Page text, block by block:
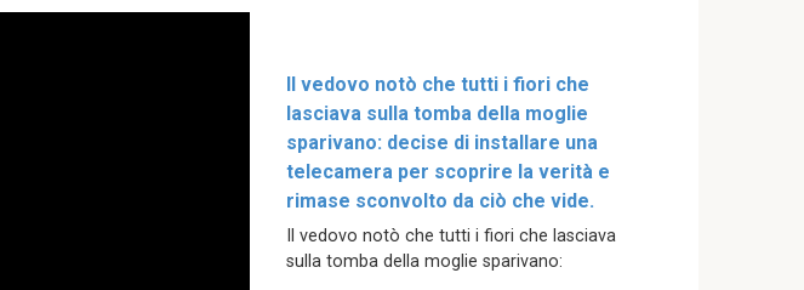
Il vedovo notò che tutti i fiori che
lasciava sulla tomba della moglie
sparivano: decise di installare una
telecamera per scoprire la verità e
rimase sconvolto da ciò che vide.
Il vedovo notò che tutti i fiori che lasciava
sulla tomba della moglie sparivano: